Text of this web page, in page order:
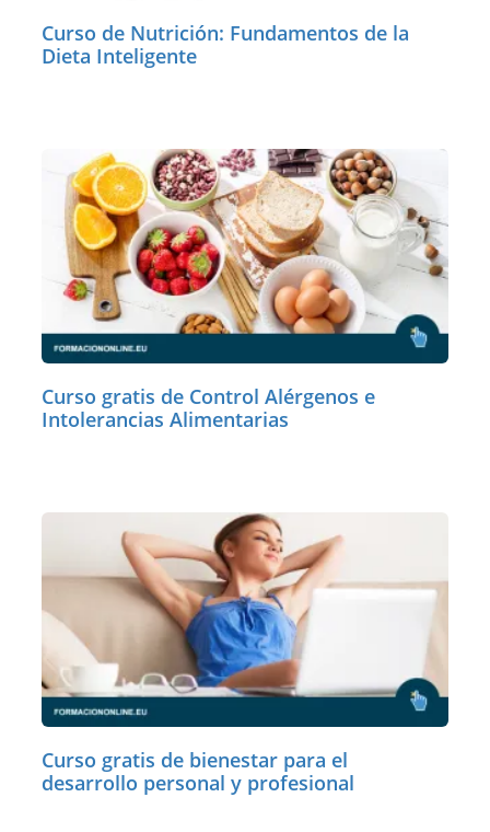
Curso de Nutrición: Fundamentos de la
Dieta Inteligente
Curso gratis de Control Alérgenos e
Intolerancias Alimentarias
Curso gratis de bienestar para el
desarrollo personal y profesional